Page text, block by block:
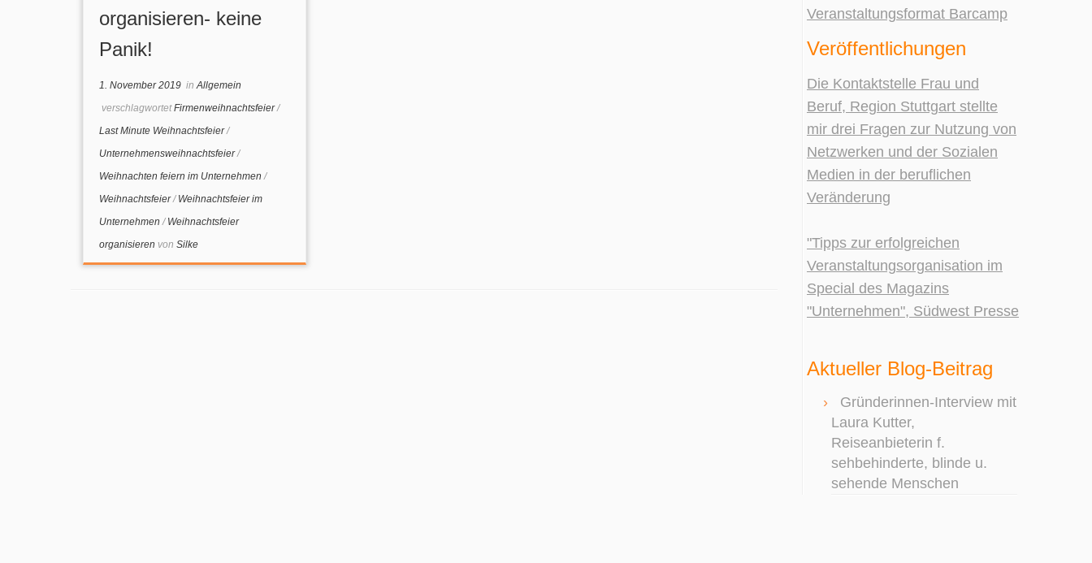
eigene Weihnachtsfeier geben,
organisieren- keine
Panik!
1. November 2019in Allgemein
verschlagwortetFirmenweihnachtsfeier/
Last Minute Weihnachtsfeier/
Unternehmensweihnachtsfeier/
Weihnachten feiern im Unternehmen /
Weihnachtsfeier/ Weihnachtsfeier im
Unternehmen / Weihnachtsfeier
organisieren von Silke
Veranstaltungsformat Barcamp
Veröffentlichungen
Die Kontaktstelle Frau und
Beruf, Region Stuttgart stellte
mir drei Fragen zur Nutzung von
Netzwerken und der Sozialen
Medien in der beruflichen
Veränderung
"Tipps zur erfolgreichen
Veranstaltungsorganisation im
Special des Magazins
"Unternehmen", Südwest Presse
Aktueller Blog-Beitrag
Gründerinnen-Interview mit
Laura Kutter,
Reiseanbieterin f.
sehbehinderte, blinde u.
sehende Menschen